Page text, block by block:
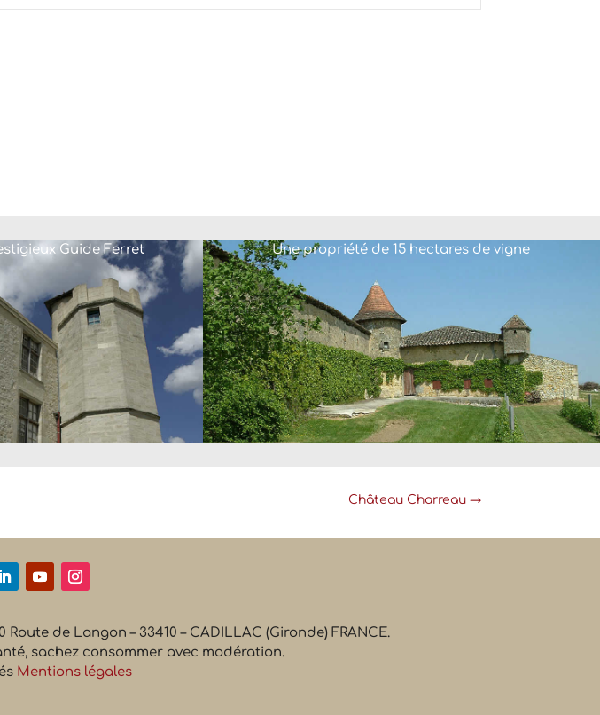
Guide Ferret Une propriété de 15 hectares de vigne
Château Charreau→
de Langon – 33410 – CADILLAC (Gironde) FRANCE.
sachez consommer avec modération.
Mentions légales